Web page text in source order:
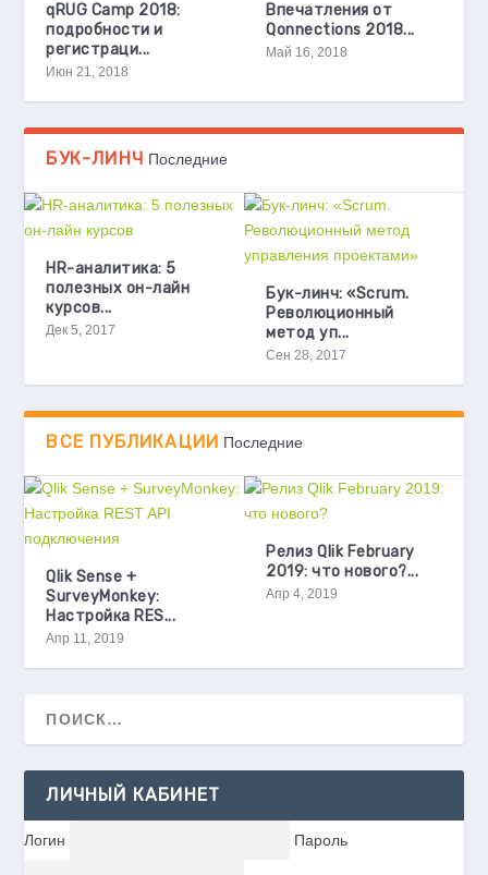
qRUG Camp 2018:
подробности и
регистраци...
Июн 21, 2018
Впечатления от
Qonnections 2018...
Май 16, 2018
БУК-ЛИНЧ Последние
HR-аналитика: 5
полезных он-лайн
курсов...
Дек 5, 2017
Бук-линч: «Scrum.
Революционный
метод уп...
Сен 28, 2017
ВСЕ ПУБЛИКАЦИИ Последние
Qlik Sense +
SurveyMonkey:
Настройка RES...
Апр 11, 2019
Релиз Qlik February
2019: что нового?...
Апр 4, 2019
ЛИЧНЫЙ КАБИНЕТ
Логин Пароль